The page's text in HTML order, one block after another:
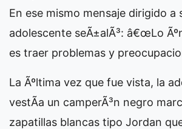
En ese mismo mensaje dirigido a
adolescente seÃ±alÃ³: â€œLo
es traer problemas y
La Ãºltima vez que fue vista, la
vestÃ­a un camperÃ³n negro
zapatillas blancas tipo Jordan